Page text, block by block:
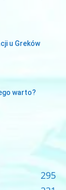
u Greków
warto?
295